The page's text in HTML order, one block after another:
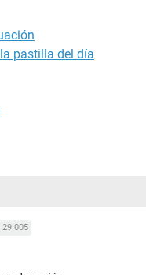
pastilla del día
29.005